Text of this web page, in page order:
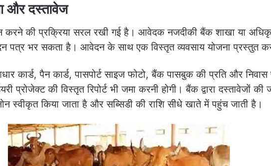
और दस्तावेज
करने की प्रक्रिया सरल रखी गई है। आवेदक नजदीकी बैंक शाखा या
पत्र भर सकता है। आवेदन के साथ एक विस्तृत व्यवसाय योजना प्रस्तुत
कार्ड, पैन कार्ड, पासपोर्ट साइज फोटो, बैंक पासबुक की प्रति और निवास
प्रोजेक्ट की विस्तृत रिपोर्ट भी जमा करनी होगी। बैंक द्वारा दस्तावेजों
स्वीकृत किया जाता है और सब्सिडी की राशि सीधे खाते में पहुंच जाती है।